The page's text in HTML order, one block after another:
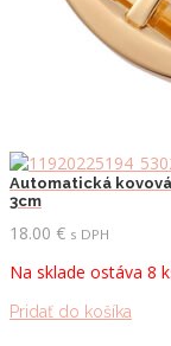
Automatická
3cm
18.00 € s DPH
Na sklade ostáva 8
Pridať do košíka